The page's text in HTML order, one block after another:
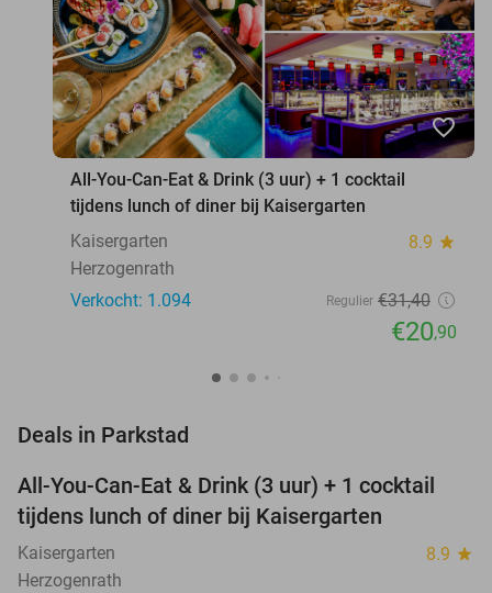
favorite_border
All-You-Can-Eat & Drink (3 uur) + 1 cocktail
tijdens lunch of diner bij Kaisergarten
Kaisergarten
8.9 star
Herzogenrath
Verkocht: 1.094
Regulier €31,40
€20,90
Deals in Parkstad
33%
All-You-Can-Eat & Drink (3 uur) + 1 cocktail
tijdens lunch of diner bij Kaisergarten
Kaisergarten 8.9 star
Herzogenrath